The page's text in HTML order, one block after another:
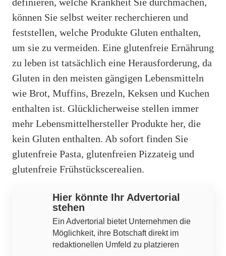
können Sie selbst weiter recherchieren und
feststellen, welche Produkte Gluten enthalten,
um sie zu vermeiden. Eine glutenfreie Ernährung
zu leben ist tatsächlich eine Herausforderung, da
Gluten in den meisten gängigen Lebensmitteln
wie Brot, Muffins, Brezeln, Keksen und Kuchen
enthalten ist. Glücklicherweise stellen immer
mehr Lebensmittelhersteller Produkte her, die
kein Gluten enthalten. Ab sofort finden Sie
glutenfreie Pasta, glutenfreien Pizzateig und
glutenfreie Frühstückscerealien.
Hier könnte Ihr Advertorial
stehen
Ein Advertorial bietet Unternehmen die
Möglichkeit, ihre Botschaft direkt im
redaktionellen Umfeld zu platzieren